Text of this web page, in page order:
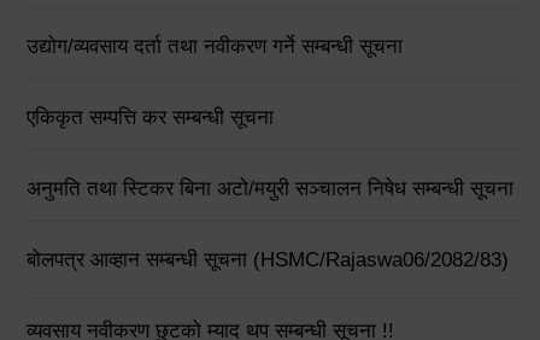
उद्योग/व्यवसाय दर्ता तथा नवीकरण गर्ने सम्बन्धी सूचना
एकिकृत सम्पत्ति कर सम्बन्धी सूचना
अनुमति तथा स्टिकर बिना अटो/मयुरी सञ्चालन निषेध सम्बन्धी सूचना
बोलपत्र आव्हान सम्बन्धी सूचना (HSMC/Rajaswa06/2082/83)
व्यवसाय नवीकरण छुटको म्याद थप सम्बन्धी सूचना !!